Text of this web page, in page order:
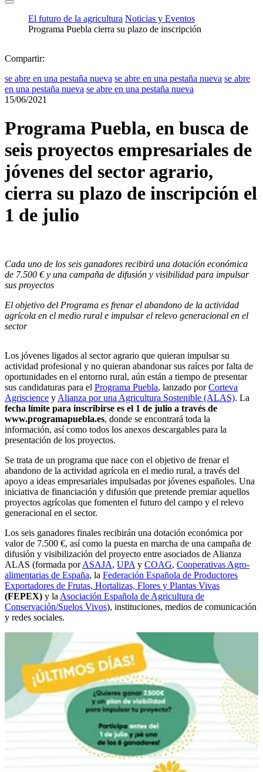
El futuro de la agricultura Noticias y Eventos
Programa Puebla cierra su plazo de inscripción
Compartir:
se abre en una pestaña nueva se abre en una pestaña nueva se abre
en una pestaña nueva se abre en una pestaña nueva
15/06/2021
Programa Puebla, en busca de
seis proyectos empresariales de
jóvenes del sector agrario,
cierra su plazo de inscripción el
1 de julio
Cada uno de los seis ganadores recibirá una dotación económica
de 7.500 € y una campaña de difusión y visibilidad para impulsar
sus proyectos
El objetivo del Programa es frenar el abandono de la actividad
agrícola en el medio rural e impulsar el relevo generacional en el
sector
Los jóvenes ligados al sector agrario que quieran impulsar su
actividad profesional y no quieran abandonar sus raíces por falta de
oportunidades en el entorno rural, aún están a tiempo de presentar
sus candidaturas para el Programa Puebla, lanzado porCorteva
Agriscience y Alianza por una Agricultura Sostenible (ALAS). La
fecha límite para inscribirse es el 1 de julio a través de
www.programapuebla.es, donde se encontrará toda la
información, así como todos los anexos descargables para la
presentación de los proyectos.
Se trata de un programa que nace con el objetivo de frenar el
abandono de la actividad agrícola en el medio rural, a través del
apoyo a ideas empresariales impulsadas por jóvenes españoles. Una
iniciativa de financiación y difusión que pretende premiar aquellos
proyectos agrícolas que fomenten el futuro del campo y el relevo
generacional en el sector.
Los seis ganadores finales recibirán una dotación económica por
valor de 7.500 €, así como la puesta en marcha de una campaña de
difusión y visibilización del proyecto entre asociados de Alianza
ALAS (formada porASAJA, UPA y COAG, Cooperativas Agro-
alimentarias de España, la Federación Española de Productores
Exportadores de Frutas, Hortalizas, Flores y Plantas Vivas
(FEPEX) y la Asociación Española de Agricultura de
Conservación/Suelos Vivos), instituciones, medios de comunicación
y redes sociales.